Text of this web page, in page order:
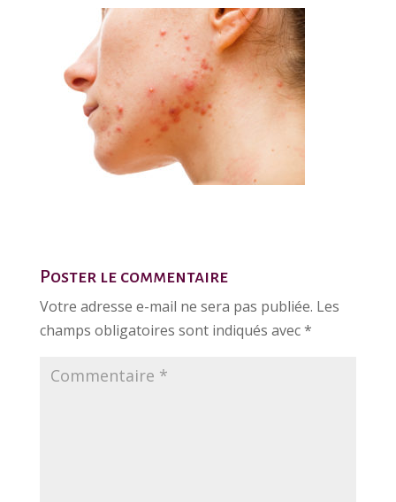
Poster le commentaire
Votre adresse e-mail ne sera pas publiée. Les
champs obligatoires sont indiqués avec*